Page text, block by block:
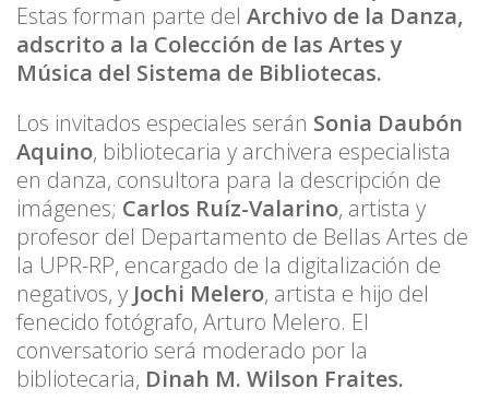
Estas forman parte del Archivo de la Danza,
adscrito a la Colección de las Artes y
Música del Sistema de Bibliotecas.
Los invitados especiales serán Sonia Daubón
Aquino, bibliotecaria y archivera especialista
en danza, consultora para la descripción de
imágenes; Carlos Ruíz-Valarino, artista y
profesor del Departamento de Bellas Artes de
la UPR-RP, encargado de la digitalización de
negativos, y Jochi Melero, artista e hijo del
fenecido fotógrafo, Arturo Melero. El
conversatorio será moderado por la
bibliotecaria, Dinah M. Wilson Fraites.